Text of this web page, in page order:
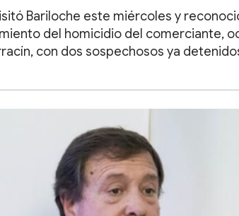
Bariloche este miércoles y
del homicidio del comerciante,
con dos sospechosos ya